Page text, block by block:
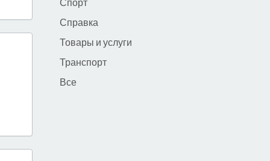
Справка
Товары и услуги
Транспорт
Все